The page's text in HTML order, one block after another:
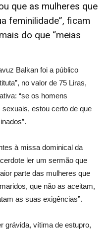
que as mulheres que
feminilidade”, ficam
do que “meias
Balkan foi a público
no valor de 75 Liras,
“se os homens
estou certo de que
à missa dominical da
ler um sermão que
parte das mulheres que
que não as aceitam,
as suas exigências”.
grávida, vítima de estupro,